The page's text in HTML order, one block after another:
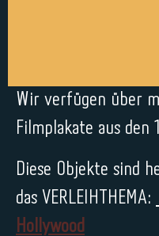
Wir verfügen über
Filmplakate aus den
Diese Objekte sind
das VERLEIHTHEMA:
Hollywood